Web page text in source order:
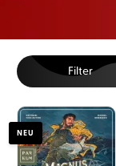
Filter
NEU